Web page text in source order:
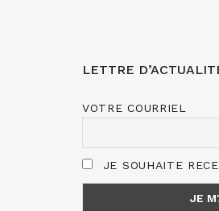
LETTRE
VOTRE COURRIEL
JE SOUHAITE